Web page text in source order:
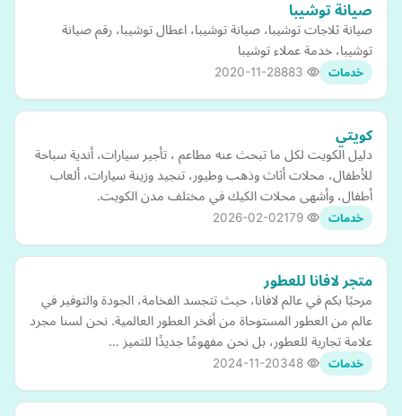
صيانة توشيبا
صيانة ثلاجات توشيبا، صيانة توشيبا، اعطال توشيبا، رقم صيانة
توشيبا، خدمة عملاء توشيبا
خدمات 2020-11-28
كويتي
دليل الكويت لكل ما تبحث عنه مطاعم ، تأجير سيارات، أندية سباحة
للأطفال، محلات أثاث وذهب وطيور، تنجيد وزينة سيارات، ألعاب
أطفال، وأشهى محلات الكيك في مختلف مدن الكويت.
خدمات 2026-02-02
متجر لافانا للعطور
مرحبًا بكم في عالم لافانا، حيث تتجسد الفخامة، الجودة والتوفير في
عالم من العطور المستوحاة من أفخر العطور العالمية. نحن لسنا مجرد
علامة تجارية للعطور، بل نحن مفهومًا جديدًا للتميز …
خدمات 2024-11-20